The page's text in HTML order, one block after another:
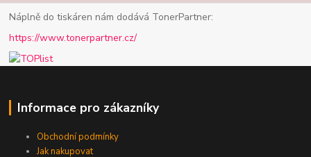
Náplně do tiskáren nám dodává TonerPartner:
https://www.tonerpartner.cz/
Informace pro zákazníky
Obchodní podmínky
Jak nakupovat